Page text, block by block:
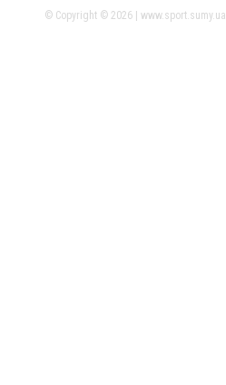
© Copyright © 2026 | www.sport.sumy.ua